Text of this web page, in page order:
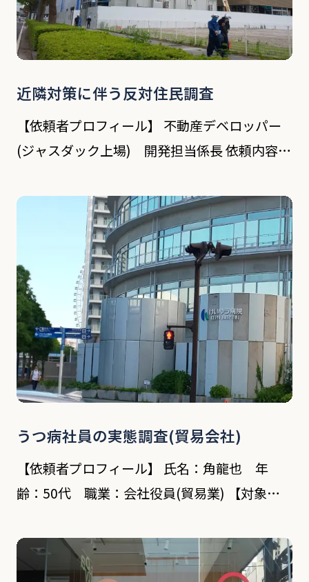
近隣対策に伴う反対住民調査
【依頼者プロフィール】 不動産デベロッパー
(ジャスダック上場) 開発担当係長 依頼内容
お客さんである。 現在は中古マンションを購
入し、リニューアルさせて転売する事を主とす
うつ病社員の実態調査(貿易会社)
【依頼者プロフィール】 氏名：角龍也 年
齢：50代 職業：会社役員(貿易業) 【対象者
職業：会社員 依頼内容 依頼者が取締役を務め
る貿易会社の男性社員がうつ病を理由に休職し